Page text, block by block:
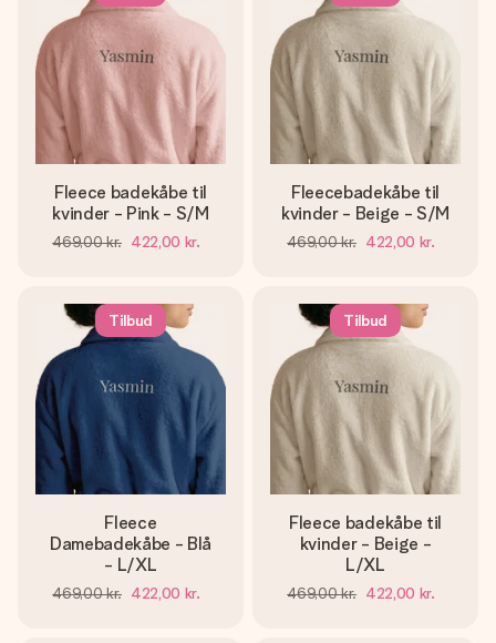
Fleece badekåbe til
kvinder - Pink - S/M
469,00 kr. 422,00 kr.
Fleecebadekåbe til
kvinder - Beige - S/M
469,00 kr. 422,00 kr.
Tilbud
Fleece
Damebadekåbe - Blå
- L/XL
469,00 kr. 422,00 kr.
Tilbud
Fleece badekåbe til
kvinder - Beige -
L/XL
469,00 kr. 422,00 kr.